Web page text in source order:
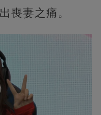
喪妻之痛。